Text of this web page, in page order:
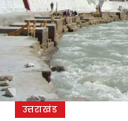
उत्तराखंड